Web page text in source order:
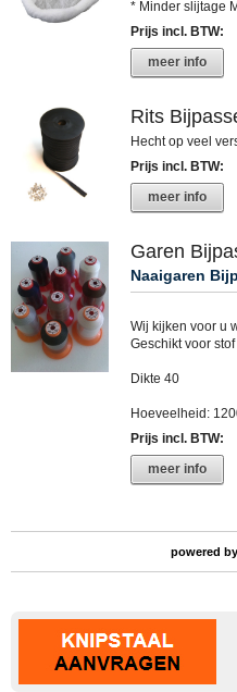
* Minder slijtage
Prijs incl. BTW:
meer info
Rits
Hecht op veel
Prijs incl. BTW:
meer info
Garen
Naaigaren
Wij kijken voor u
Geschikt voor
Dikte 40
Hoeveelheid:
Prijs incl. BTW:
meer info
powered by